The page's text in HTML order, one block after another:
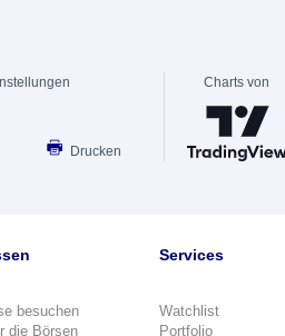
Drucken
Charts von
besuchen
die Börsen
Services
Watchlist
Portfolio